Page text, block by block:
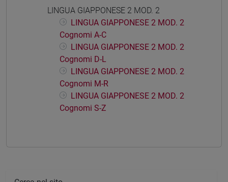
LINGUA GIAPPONESE 2 MOD. 2
LINGUA GIAPPONESE 2 MOD. 2
Cognomi A-C
LINGUA GIAPPONESE 2 MOD. 2
Cognomi D-L
LINGUA GIAPPONESE 2 MOD. 2
Cognomi M-R
LINGUA GIAPPONESE 2 MOD. 2
Cognomi S-Z